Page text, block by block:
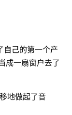
自己的第一个产
成一扇窗户去了
地做起了音